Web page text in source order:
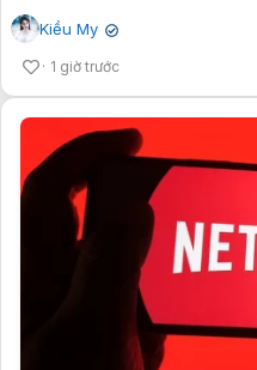
Kiều My ✔
1 giờ trước